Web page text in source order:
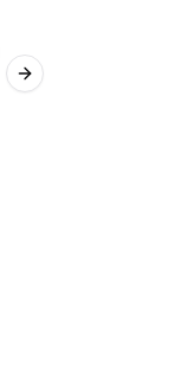
Next slide